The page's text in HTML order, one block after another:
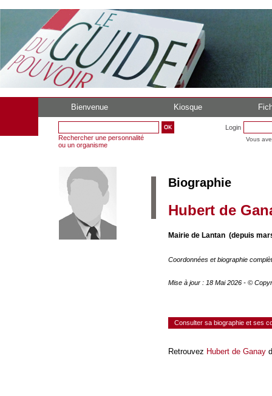
Bienvenue Kiosque
Rechercher une personnalité
ou un organisme
Login
Vous
Biographie
Hubert de
Mairie de Lantan (depuis
Coordonnées et biographie
Mise à jour : 18 Mai 2026 - ©
Consulter sa biographie et ses
Retrouvez Hubert de Ganay